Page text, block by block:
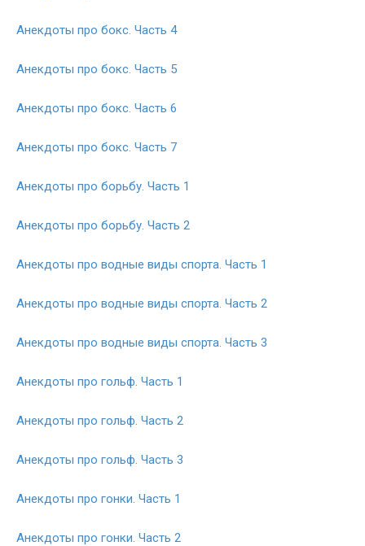
Анекдоты про бокс. Часть 4
Анекдоты про бокс. Часть 5
Анекдоты про бокс. Часть 6
Анекдоты про бокс. Часть 7
Анекдоты про борьбу. Часть 1
Анекдоты про борьбу. Часть 2
Анекдоты про водные виды спорта. Часть 1
Анекдоты про водные виды спорта. Часть 2
Анекдоты про водные виды спорта. Часть 3
Анекдоты про гольф. Часть 1
Анекдоты про гольф. Часть 2
Анекдоты про гольф. Часть 3
Анекдоты про гонки. Часть 1
Анекдоты про гонки. Часть 2